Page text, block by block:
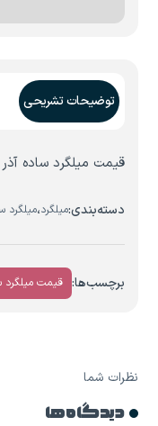
توضیحات تشریحی
قیمت میلگرد ساده
دسته‌بندی:میلگرد،میلگرد
برچسب‌ها: قیمت میلگرد
نظرات شما
دیدگاه ها